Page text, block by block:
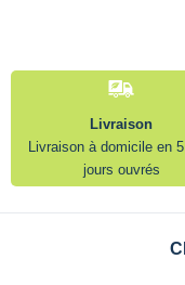
Livraison
Livraison à domicile en
jours ouvrés